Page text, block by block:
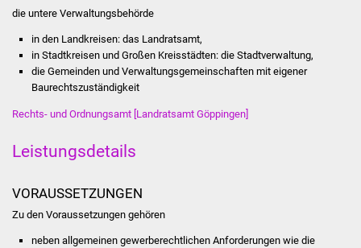
Kolping-Musikschule
Jugendhaus
die untere Verwaltungsbehörde
in den Landkreisen: das Landratsamt,
in Stadtkreisen und Großen Kreisstädten: die Stadtverwaltung,
die Gemeinden und Verwaltungsgemeinschaften mit eigener
Baurechtszuständigkeit
Rechts- und Ordnungsamt [Landratsamt Göppingen]
Leistungsdetails
VORAUSSETZUNGEN
Zu den Voraussetzungen gehören
neben allgemeinen gewerberechtlichen Anforderungen wie die